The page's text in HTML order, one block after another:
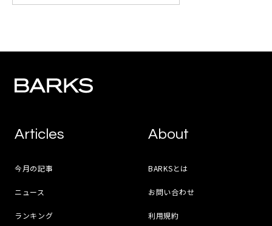
Articles
今月の記事
ニュース
ランキング
About
BARKSとは
お問い合わせ
利用規約